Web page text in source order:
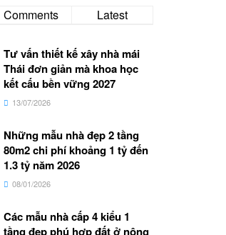
Comments Latest
Tư vấn thiết kế xây nhà mái
Thái đơn giản mà khoa học
kết cấu bền vững 2027
13/07/2026
Những mẫu nhà đẹp 2 tầng
80m2 chi phí khoảng 1 tỷ đến
1.3 tỷ năm 2026
08/01/2026
Các mẫu nhà cấp 4 kiểu 1
tầng đẹp phú hợp đất ở nông